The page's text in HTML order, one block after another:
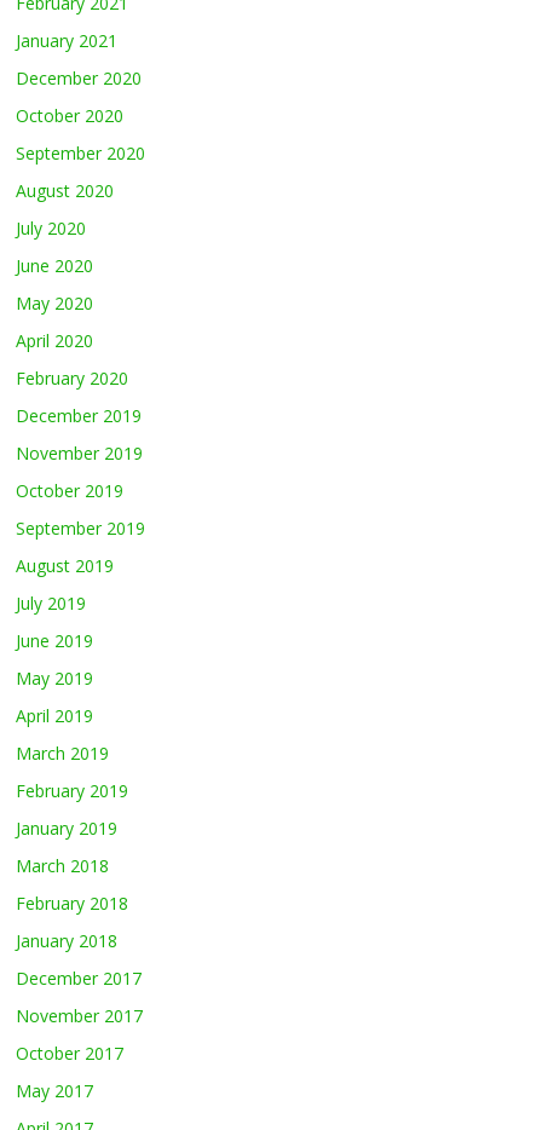
January 2021
December 2020
October 2020
September 2020
August 2020
July 2020
June 2020
May 2020
April 2020
February 2020
December 2019
November 2019
October 2019
September 2019
August 2019
July 2019
June 2019
May 2019
April 2019
March 2019
February 2019
January 2019
March 2018
February 2018
January 2018
December 2017
November 2017
October 2017
May 2017